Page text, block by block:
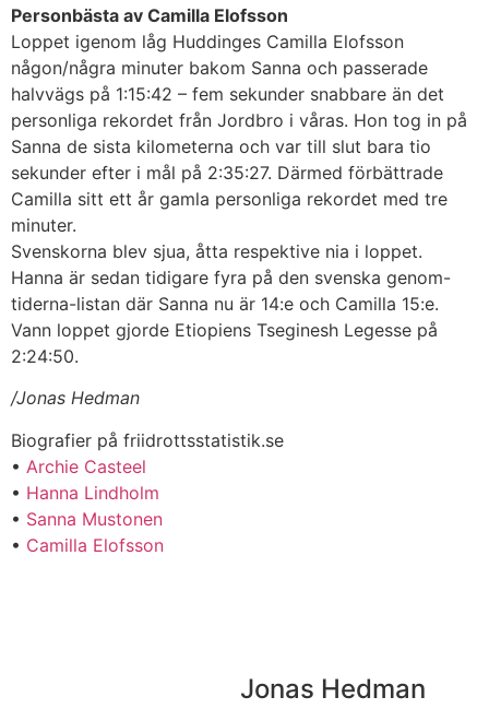
Personbästa av Camilla Elofsson
Loppet igenom låg Huddinges Camilla Elofsson
någon/några minuter bakom Sanna och passerade
halvvägs på 1:15:42 – fem sekunder snabbare än det
personliga rekordet från Jordbro i våras. Hon tog in på
Sanna de sista kilometerna och var till slut bara tio
sekunder efter i mål på 2:35:27. Därmed förbättrade
Camilla sitt ett år gamla personliga rekordet med tre
minuter.
Svenskorna blev sjua, åtta respektive nia i loppet.
Hanna är sedan tidigare fyra på den svenska genom-
tiderna-listan där Sanna nu är 14:e och Camilla 15:e.
Vann loppet gjorde Etiopiens Tseginesh Legesse på
2:24:50.
/Jonas Hedman
Biografier på friidrottsstatistik.se
• Archie Casteel
• Hanna Lindholm
• Sanna Mustonen
• Camilla Elofsson
Jonas Hedman